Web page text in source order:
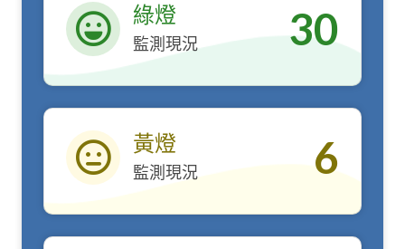
綠燈
綠燈
監測現況 30
黃燈
黃燈
監測現況 6